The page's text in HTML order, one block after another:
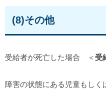
(8)その他
受給者が死亡した場合 ＜ 受
障害の状態にある児童もし